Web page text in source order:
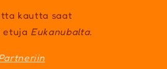
kautta saat
etuja Eukanubalta.